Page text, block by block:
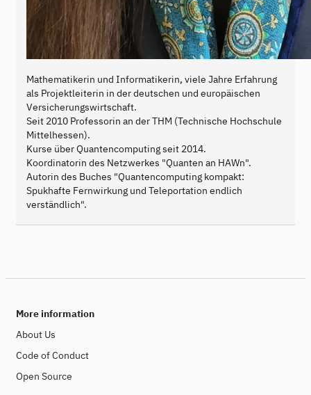
Mathematikerin und Informatikerin, viele Jahre Erfahrung
als Projektleiterin in der deutschen und europäischen
Versicherungswirtschaft.
Seit 2010 Professorin an der THM (Technische Hochschule
Mittelhessen).
Kurse über Quantencomputing seit 2014.
Koordinatorin des Netzwerkes "Quanten an HAWn".
Autorin des Buches "Quantencomputing kompakt:
Spukhafte Fernwirkung und Teleportation endlich
verständlich".
More information
About Us
Code of Conduct
Open Source